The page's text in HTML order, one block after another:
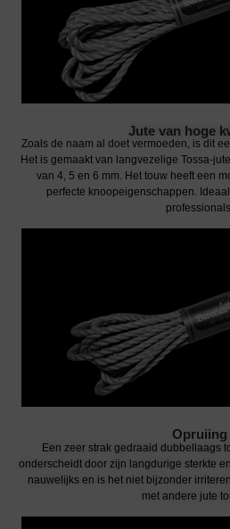
Jute van hoge
Zoals de naam al doet vermoeden, is dit
Het is gemaakt van langvezelige Tossa-
van 4, 5 en 6 mm. Het touw heeft een
perfecte knoopeigenschappen.
Opruiing
Een zeer strak gedraaid dubbellaags
onderscheidt door zijn langdurige sterkte
nauwelijks en is het niet bijzonder
met andere jute